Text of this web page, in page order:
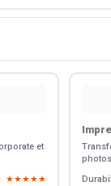
et
★★★★★